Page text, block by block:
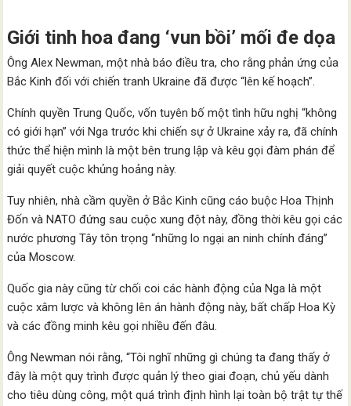
Giới tinh hoa đang ‘vun bồi’ mối đe dọa
Ông Alex Newman, một nhà báo điều tra, cho rằng phản ứng của
Bắc Kinh đối với chiến tranh Ukraine đã được “lên kế hoạch”.
Chính quyền Trung Quốc, vốn tuyên bố một tình hữu nghị “không
có giới hạn” với Nga trước khi chiến sự ở Ukraine xảy ra, đã chính
thức thể hiện mình là một bên trung lập và kêu gọi đàm phán để
giải quyết cuộc khủng hoảng này.
Tuy nhiên, nhà cầm quyền ở Bắc Kinh cũng cáo buộc Hoa Thịnh
Đốn và NATO đứng sau cuộc xung đột này, đồng thời kêu gọi các
nước phương Tây tôn trọng “những lo ngại an ninh chính đáng”
của Moscow.
Quốc gia này cũng từ chối coi các hành động của Nga là một
cuộc xâm lược và không lên án hành động này, bất chấp Hoa Kỳ
và các đồng minh kêu gọi nhiều đến đâu.
Ông Newman nói rằng, “Tôi nghĩ những gì chúng ta đang thấy ở
đây là một quy trình được quản lý theo giai đoạn, chủ yếu dành
cho tiêu dùng công, một quá trình định hình lại toàn bộ trật tự thế